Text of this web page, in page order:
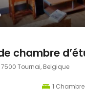
7500 Tournai, Belgique
1 Chambre